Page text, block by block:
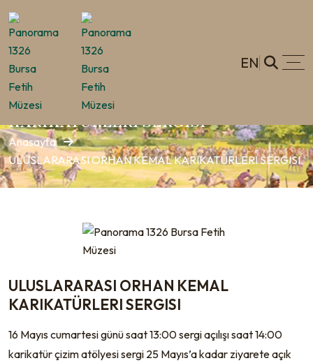
EN
ULUSLARARASI ORHAN KEMAL
KARIKATÜRLERI SERGISI
Anasayfa
ULUSLARARASI ORHAN KEMAL KARIKATÜRLERI SERGISI
ULUSLARARASI ORHAN KEMAL
KARIKATÜRLERI SERGISI
16 Mayıs cumartesi günü saat 13:00 sergi açılışı saat 14:00
karikatür çizim atölyesi sergi 25 Mayıs’a kadar ziyarete açık